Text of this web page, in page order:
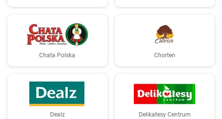
Chata Polska Chorten
Dealz Delikatesy Centrum